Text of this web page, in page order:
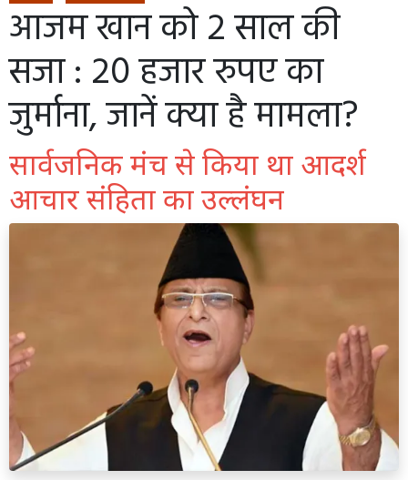
आजम खान को 2 साल की
सजा : 20 हजार रुपए का
जुर्माना, जानें क्या है मामला?
सार्वजनिक मंच से किया था आदर्श
आचार संहिता का उल्लंघन